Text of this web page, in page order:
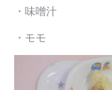
・味噌汁
・モモ